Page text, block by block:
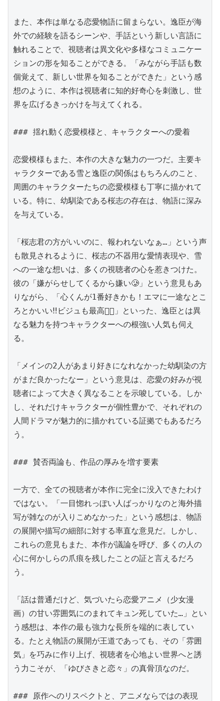
また、本作は単なる恋愛物語に留まらない。逸臣が海
外での経験を語るシーンや、手話という新しい言語に
触れることで、視聴者は異文化や多様なコミュニケー
ションの形を知ることができる。「みながら手話も数
個覚えて、新しい世界を知ることができた」という感
想のように、本作は視聴者に知的好奇心を刺激し、世
界を広げるきっかけを与えてくれる。
### 揺れ動く恋愛模様と、キャラクターへの愛着
恋愛模様もまた、本作の大きな魅力の一つだ。主要キ
ャラクターである雪と逸臣の関係はもちろんのこと、
周囲のキャラクターたちの恋愛模様も丁寧に描かれて
いる。特に、幼馴染である桜志の存在は、物語に深み
を与えている。
「桜志君の方がいいのに、報われないなぁ…」という声
も散見されるように、桜志の不器用な愛情表現や、雪
への一途な想いは、多くの視聴者の心を惹きつけた。
彼の「嫌がらせしてくるから嫌い🥲」という意見もあ
りながら、「心くんが1番好きかも！エマに一途なとこ
ろとかいい‼️ビジュも最高👍🏻」といった、逸臣とは異
なる魅力を持つキャラクターへの根強い人気も伺え
る。
「メインの2人があまり好きになれなかった幼馴染の方
がまだ良かったなー」という意見は、恋愛の好みが視
聴者によって大きく異なることを示唆している。しか
し、それだけキャラクターが個性豊かで、それぞれの
人間ドラマが魅力的に描かれている証拠でもあるだろ
う。
### 賛否両論も、作品の厚みを増す要素
一方で、全ての視聴者が本作に完全に没入できたわけ
ではない。「一目惚れっぽい人ばっかりなのと海外描
写が雑なのが入りこめなかった」という感想は、物語
の展開や描写の細部に対する率直な意見だ。しかし、
これらの意見もまた、本作が議論を呼び、多くの人の
心に何かしらの爪痕を残したことの証と言えるだろ
う。
「話は普通だけど、気づいたら恋愛アニメ（少女漫
画）の甘い雰囲気にのまれてキュン死していた…」とい
う感想は、本作の最も強力な長所を端的に表してい
る。たとえ物語の展開が王道であっても、その「雰囲
気」を巧みに作り上げ、視聴者を心地よい世界へと誘
う力こそが、「ゆびさきと恋々」の真骨頂なのだ。
### 原作へのリスペクトと、アニメならではの表現